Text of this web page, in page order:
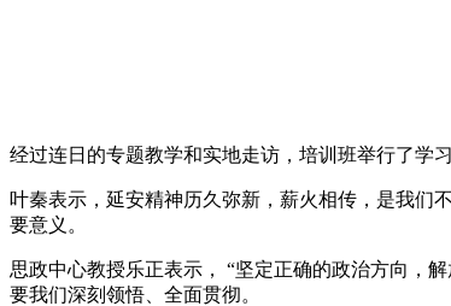
经过连日的专题教学和实地走访，培训班举行了学
叶秦表示，延安精神历久弥新，薪火相传，是我们
要意义。
思政中心教授乐正表示， “坚定正确的政治方向，
要我们深刻领悟、全面贯彻。